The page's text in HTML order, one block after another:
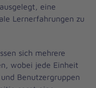
eine
Lernerfahrungen zu
sich mehrere
wobei jede Einheit
Benutzergruppen